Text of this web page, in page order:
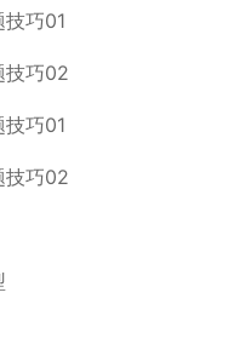
巧01
技巧02
巧01
技巧02